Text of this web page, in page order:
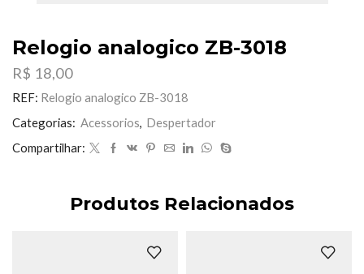
Relogio analogico ZB-3018
R$ 18,00
REF: Relogio analogico ZB-3018
Categorias: Acessorios, Despertador
Compartilhar:
Produtos Relacionados